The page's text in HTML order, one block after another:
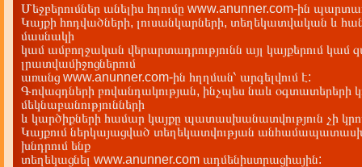
Մեջբերումներ անելիս հղումը www.anunner.com-ին
Կայքի հոդվածների, լուսանկարների, տեղեկատվական և
մասնակի
կամ ամբողջական վերարտադրությունն այլ կայքերում կամ
լրատվամիջոցներում
առանց www.anunner.com-ին հղղման՝ արգելվում է:
Գովազդների բովանդակության, ինչպես նաև օգտատերերի
մեկնաբանությունների
և կարծիքների համար կայքը պատասխանատվություն չի
Կայքում ներկայացված տեղեկատվության
խնդրում ենք
տեղեկացնել www.anunner.com ադմենիստրացիային: